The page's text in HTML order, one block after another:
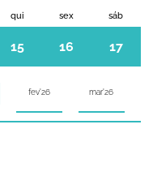
qui sex sáb
15 16 17
fev'26 mar'26